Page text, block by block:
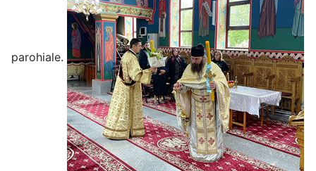
parohiale.